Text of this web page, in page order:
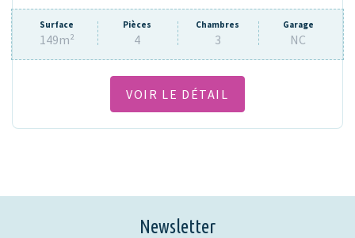
Surface
149m²
Pièces
4
Chambres
3
Garage
NC
VOIR LE DÉTAIL
Newsletter